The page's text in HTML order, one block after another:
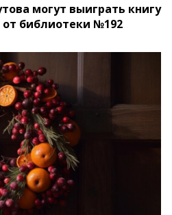
могут выиграть книгу
библиотеки №192